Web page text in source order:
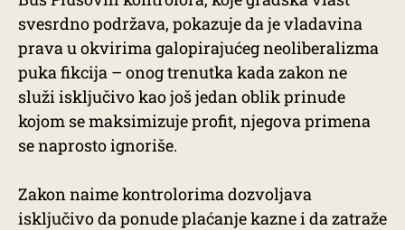
svesrdno podržava, pokazuje da je vladavina
prava u okvirima galopirajućeg neoliberalizma
puka fikcija – onog trenutka kada zakon ne
služi isključivo kao još jedan oblik prinude
kojom se maksimizuje profit, njegova primena
se naprosto ignoriše.
Zakon naime kontrolorima dozvoljava
isključivo da ponude plaćanje kazne i da zatraže